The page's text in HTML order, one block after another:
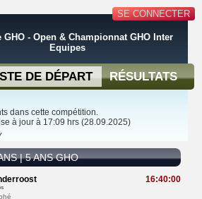
SE CONNECTER
GHO - Open & Championnat GHO Inter
Equipes
DE DÉPART RÉSULTATS
dans cette compétition.
à jour à 17:09 hrs (28.09.2025)
| 5 ANS GHO
16:40:00